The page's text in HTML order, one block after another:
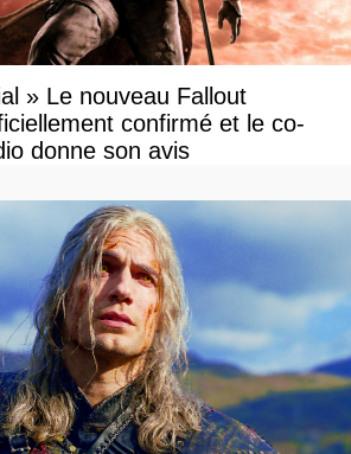
» Le nouveau Fallout
confirmé et le co-
donne son avis